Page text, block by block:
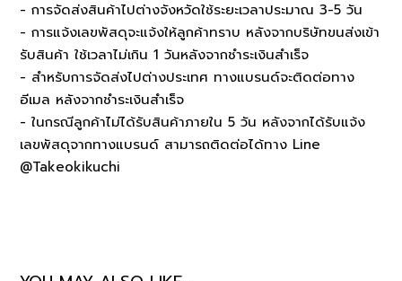
- การจัดส่งสินค้าไปต่างจังหวัดใช้ระยะเวลาประมาณ 3-5 วัน
- การแจ้งเลขพัสดุจะแจ้งให้ลูกค้าทราบ หลังจากบริษัทขนส่งเข้า
รับสินค้า ใช้เวลาไม่เกิน 1 วันหลังจากชำระเงินสำเร็จ
- สำหรับการจัดส่งไปต่างประเทศ ทางแบรนด์จะติดต่อทาง
อีเมล หลังจากชำระเงินสำเร็จ
- ในกรณีลูกค้าไม่ได้รับสินค้าภายใน 5 วัน หลังจากได้รับแจ้ง
เลขพัสดุจากทางแบรนด์ สามารถติดต่อได้ทาง Line
@Takeokikuchi